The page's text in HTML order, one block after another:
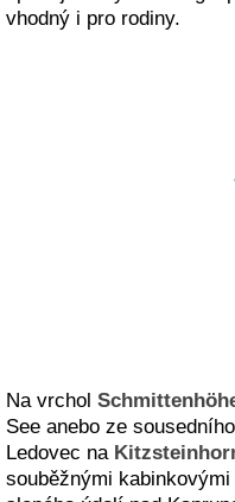
vhodný i pro rodiny.
Na vrchol
See anebo ze
Ledovec na
souběžnými